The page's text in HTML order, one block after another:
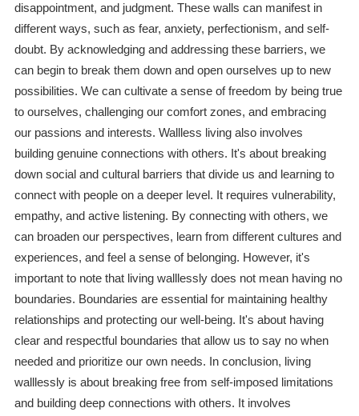
disappointment, and judgment. These walls can manifest in
different ways, such as fear, anxiety, perfectionism, and self-
doubt. By acknowledging and addressing these barriers, we
can begin to break them down and open ourselves up to new
possibilities. We can cultivate a sense of freedom by being true
to ourselves, challenging our comfort zones, and embracing
our passions and interests. Wallless living also involves
building genuine connections with others. It's about breaking
down social and cultural barriers that divide us and learning to
connect with people on a deeper level. It requires vulnerability,
empathy, and active listening. By connecting with others, we
can broaden our perspectives, learn from different cultures and
experiences, and feel a sense of belonging. However, it's
important to note that living walllessly does not mean having no
boundaries. Boundaries are essential for maintaining healthy
relationships and protecting our well-being. It's about having
clear and respectful boundaries that allow us to say no when
needed and prioritize our own needs. In conclusion, living
walllessly is about breaking free from self-imposed limitations
and building deep connections with others. It involves